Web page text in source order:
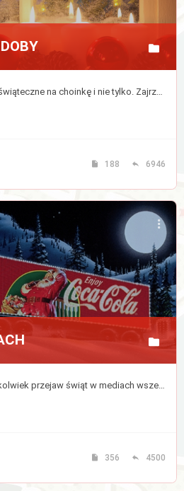
Ręcznie wykonane ozdoby świąteczne na choinkę i nie tylko. Zajrzyj, jeśli chcesz podpatrzeć jak robią to inni i wykorzystaj kilka pomysłów do nadania swojemu domu prawdziwej atmosfery Świąt. Porozmawiaj też o dekoracjach które towarzyszą nam podczas świąt.
188 6946
Piosenki, filmy, książki - jakikolwiek przejaw świąt w mediach wszelkiej maści, także w internecie.
356 4500